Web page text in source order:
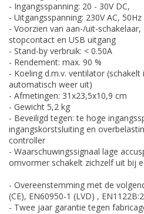
- Ingangsspanning: 20 - 30V DC,
- Uitgangsspanning: 230V AC,
- Voorzien van aan-/uit-
stopcontact en USB uitgang
- Stand-by verbruik: < 0.50A
- Rendement: max. 90 %
- Koeling d.m.v. ventilator
automatisch weer uit)
- Afmetingen: 31x23,5x10,9 cm
- Gewicht 5,2 kg
- Beveiligd tegen: te hoge
ingangskorstsluiting en
controller
- Waarschuwingssignaal lage
omvormer schakelt zichzelf uit bij
- Overeenstemming met de
(CE), EN60950-1 (LVD) ,
- Twee jaar garantie tegen